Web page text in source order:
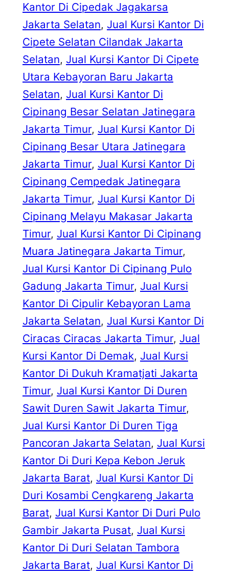
Kantor Di Cipedak Jagakarsa
Jakarta Selatan, Jual Kursi Kantor Di
Cipete Selatan Cilandak Jakarta
Selatan, Jual Kursi Kantor Di Cipete
Utara Kebayoran Baru Jakarta
Selatan, Jual Kursi Kantor Di
Cipinang Besar Selatan Jatinegara
Jakarta Timur, Jual Kursi Kantor Di
Cipinang Besar Utara Jatinegara
Jakarta Timur, Jual Kursi Kantor Di
Cipinang Cempedak Jatinegara
Jakarta Timur, Jual Kursi Kantor Di
Cipinang Melayu Makasar Jakarta
Timur, Jual Kursi Kantor Di Cipinang
Muara Jatinegara Jakarta Timur
Jual Kursi Kantor Di Cipinang Pulo
Gadung Jakarta Timur, Jual Kursi
Kantor Di Cipulir Kebayoran Lama
Jakarta Selatan, Jual Kursi Kantor Di
Ciracas Ciracas Jakarta Timur, Jual
Kursi Kantor Di Demak, Jual Kursi
Kantor Di Dukuh Kramatjati Jakarta
Timur, Jual Kursi Kantor Di Duren
Sawit Duren Sawit Jakarta Timur
Jual Kursi Kantor Di Duren Tiga
Pancoran Jakarta Selatan, Jual Kursi
Kantor Di Duri Kepa Kebon Jeruk
Jakarta Barat, Jual Kursi Kantor Di
Duri Kosambi Cengkareng Jakarta
Barat, Jual Kursi Kantor Di Duri Pulo
Gambir Jakarta Pusat, Jual Kursi
Kantor Di Duri Selatan Tambora
Jakarta Barat, Jual Kursi Kantor Di